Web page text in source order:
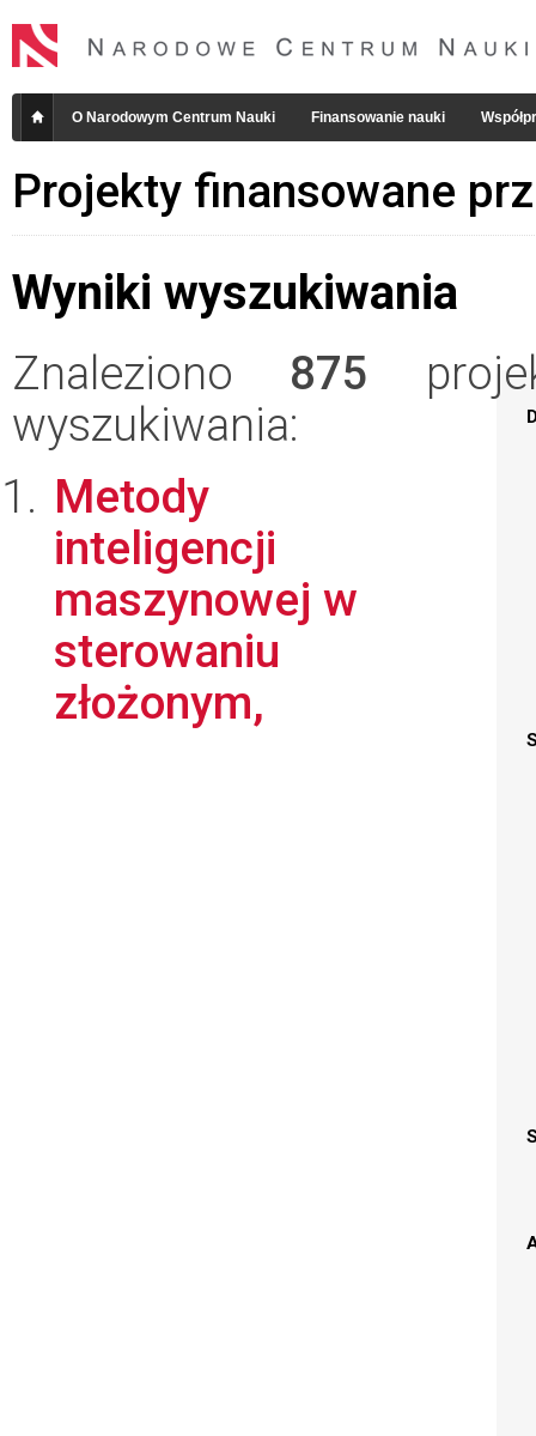
O Narodowym Centrum Nauki Finansowanie nauki
Projekty finansowane
Wyniki wyszukiwania
Znaleziono 875
wyszukiwania:
Metody
inteligencji
maszynowej w
sterowaniu
złożonym,